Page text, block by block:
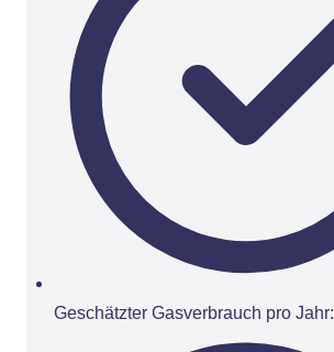
Geschätzter Gasverbrauch pro Jahr: